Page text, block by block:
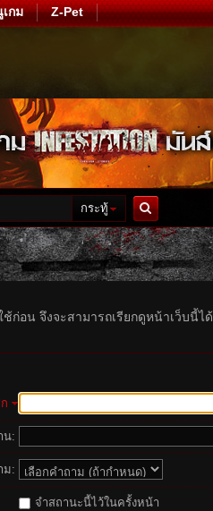
เกม Z-Pet
กระทู้
ค้นหา
ก่อน จึงจะสามารถเรียกดูหน้าเว็บนี้ได้
น:
ม:
จำสถานะนี้ไว้ในครั้งหน้า